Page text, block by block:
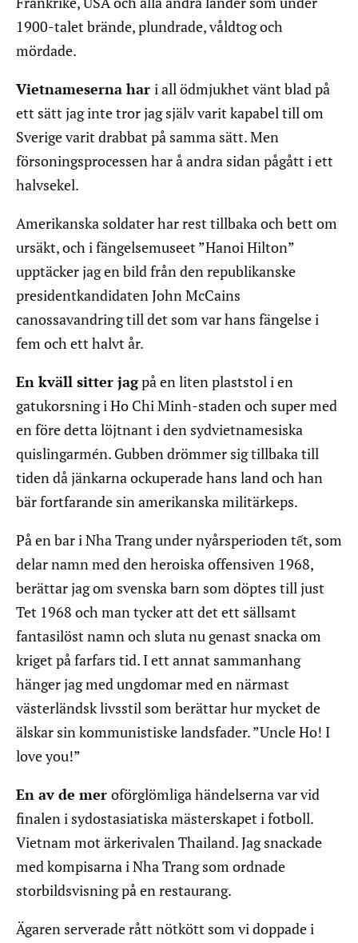
1900-talet brände, plundrade, våldtog och
mördade.
Vietnameserna har i all ödmjukhet vänt blad på
ett sätt jag inte tror jag själv varit kapabel till om
Sverige varit drabbat på samma sätt. Men
försoningsprocessen har å andra sidan pågått i ett
halvsekel.
Amerikanska soldater har rest tillbaka och bett om
ursäkt, och i fängelsemuseet ”Hanoi Hilton”
upptäcker jag en bild från den republikanske
presidentkandidaten John McCains
canossavandring till det som var hans fängelse i
fem och ett halvt år.
En kväll sitter jagpå en liten plaststol i en
gatukorsning i Ho Chi Minh-staden och super med
en före detta löjtnant i den sydvietnamesiska
quislingarmén. Gubben drömmer sig tillbaka till
tiden då jänkarna ockuperade hans land och han
bär fortfarande sin amerikanska militärkeps.
På en bar i Nha Trang under nyårsperioden tết, som
delar namn med den heroiska offensiven 1968,
berättar jag om svenska barn som döptes till just
Tet 1968 och man tycker att det ett sällsamt
fantasilöst namn och sluta nu genast snacka om
kriget på farfars tid. I ett annat sammanhang
hänger jag med ungdomar med en närmast
västerländsk livsstil som berättar hur mycket de
älskar sin kommunistiske landsfader. ”Uncle Ho! I
love you!”
En av de mer oförglömliga händelserna var vid
finalen i sydostasiatiska mästerskapet i fotboll.
Vietnam mot ärkerivalen Thailand. Jag snackade
med kompisarna i Nha Trang som ordnade
storbildsvisning på en restaurang.
Ägaren serverade rått nötkött som vi doppade i